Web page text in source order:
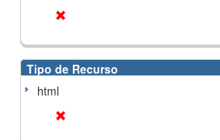
Tipo de Recurso
html